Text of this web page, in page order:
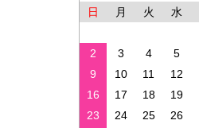
日
月 火 水
2
3 4 5
9
10 11 12
16
17 18 19
23
24 25 26